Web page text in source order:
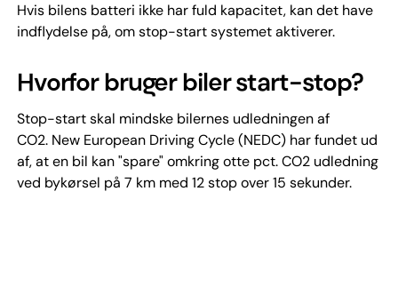
Hvis bilens batteri ikke har fuld kapacitet, kan det have
indflydelse på, om stop-start systemet aktiverer.
Hvorfor bruger biler start-stop?
Stop-start skal mindske bilernes udledningen af
CO2. New European Driving Cycle (NEDC) har fundet ud
af, at en bil kan "spare" omkring otte pct. CO2 udledning
ved bykørsel på 7 km med 12 stop over 15 sekunder.